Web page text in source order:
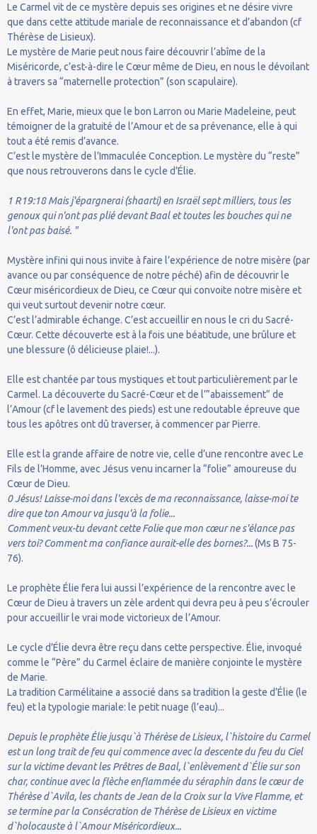
Le Carmel vit de ce mystère depuis ses origines et ne désire vivre
que dans cette attitude mariale de reconnaissance et d’abandon (cf
Thérèse de Lisieux).
Le mystère de Marie peut nous faire découvrir l’abîme de la
Miséricorde, c’est-à-dire le Cœur même de Dieu, en nous le dévoilant
à travers sa “maternelle protection” (son scapulaire).
En effet, Marie, mieux que le bon Larron ou Marie Madeleine, peut
témoigner de la gratuité de l’Amour et de sa prévenance, elle à qui
tout a été remis d’avance.
C’est le mystère de l’Immaculée Conception. Le mystère du “reste”
que nous retrouverons dans le cycle d’Élie.
1 R19:18 Mais j'épargnerai (shaarti) en Israël sept milliers, tous les
genoux qui n'ont pas plié devant Baal et toutes les bouches qui ne
l'ont pas baisé. "
Mystère infini qui nous invite à faire l’expérience de notre misère (par
avance ou par conséquence de notre péché) afin de découvrir le
Cœur miséricordieux de Dieu, ce Cœur qui convoite notre misère et
qui veut surtout devenir notre cœur.
C’est l’admirable échange. C’est accueillir en nous le cri du Sacré-
Cœur. Cette découverte est à la fois une béatitude, une brûlure et
une blessure (ô délicieuse plaie!...).
Elle est chantée par tous mystiques et tout particulièrement par le
Carmel. La découverte du Sacré-Cœur et de l’”abaissement” de
l’Amour (cf le lavement des pieds) est une redoutable épreuve que
tous les apôtres ont dû traverser, à commencer par Pierre.
Elle est la grande affaire de notre vie, celle d’une rencontre avec Le
Fils de l’Homme, avec Jésus venu incarner la “folie” amoureuse du
Cœur de Dieu.
0 Jésus! Laisse-moi dans l'excès de ma reconnaissance, laisse-moi te
dire que ton Amour va jusqu'à la folie...
Comment veux-tu devant cette Folie que mon cœur ne s'élance pas
vers toi? Comment ma confiance aurait-elle des bornes?...(Ms B 75-
76).
Le prophète Élie fera lui aussi l’expérience de la rencontre avec le
Cœur de Dieu à travers un zèle ardent qui devra peu à peu s’écrouler
pour accueillir le vrai mode victorieux de l’Amour.
Le cycle d’Élie devra être reçu dans cette perspective. Élie, invoqué
comme le “Père” du Carmel éclaire de manière conjointe le mystère
de Marie.
La tradition Carmélitaine a associé dans sa tradition la geste d’Élie (le
feu) et la typologie mariale: le petit nuage (l’eau)...
Depuis le prophète Élie jusqu`à Thérèse de Lisieux, l`histoire du Carmel
est un long trait de feu qui commence avec la descente du feu du Ciel
sur la victime devant les Prêtres de Baal, l`enlèvement d`Élie sur son
char, continue avec la flèche enflammée du séraphin dans le cœur de
Thérèse d`Avila, les chants de Jean de la Croix sur la Vive Flamme, et
se termine par la Consécration de Thérèse de Lisieux en victime
d`holocauste à l`Amour Miséricordieux...